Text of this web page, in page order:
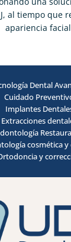
al tiempo que
apariencia
Dental
Cuidado
Implantes
Extracciones
cosmética y
y